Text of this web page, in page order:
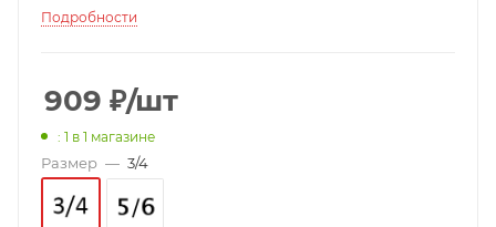
Подробности
909 ₽/шт
: 1 в 1 магазине
Размер — 3/4